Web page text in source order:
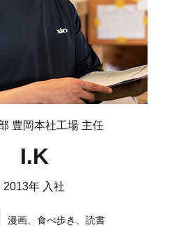
豊岡本社工場 主任
I.K
2013年 入社
漫画、食べ歩き、読書